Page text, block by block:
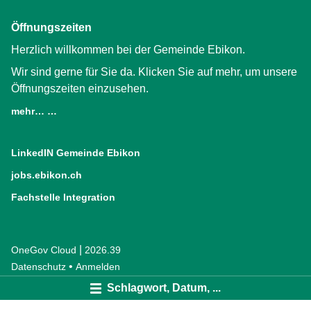
Schlagwort, Datum, ...
Öffnungszeiten
Herzlich willkommen bei der Gemeinde Ebikon.
Wir sind gerne für Sie da. Klicken Sie auf mehr, um unsere
Öffnungszeiten einzusehen.
mehr… …
LinkedIN Gemeinde Ebikon
jobs.ebikon.ch
Fachstelle Integration
OneGov Cloud (External Link)
2026.39
Datenschutz (External Link)
Anmelden